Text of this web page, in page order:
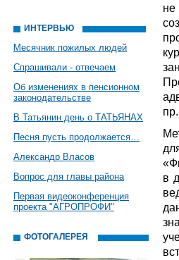
ИНТЕРВЬЮ
Месячник пожилых людей
Спрашивали - отвечаем
Об изменениях в пенсионном
законодательстве
В Татьянин день о ТАТЬЯНАХ
Песня пусть продолжается…
Александр Власов
Вопрос для главы района
Первая видеоконференция
проекта "АГРОПРОФИ"
ФОТОГАЛЕРЕЯ
не
пр.
в